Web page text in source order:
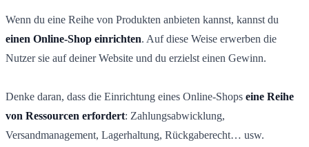
Wenn du eine Reihe von Produkten anbieten kannst, kannst du
einen Online-Shop einrichten. Auf diese Weise erwerben die
Nutzer sie auf deiner Website und du erzielst einen Gewinn.
Denke daran, dass die Einrichtung eines Online-Shops eine Reihe
von Ressourcen erfordert: Zahlungsabwicklung,
Versandmanagement, Lagerhaltung, Rückgaberecht… usw.